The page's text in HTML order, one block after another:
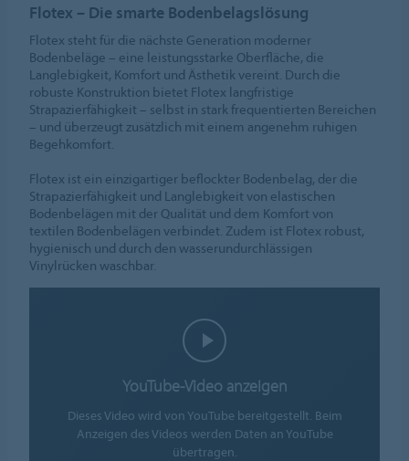
Flotex – Die smarte Bodenbelagslösung
Flotex steht für die nächste Generation moderner
Bodenbeläge – eine leistungsstarke Oberfläche, die
Langlebigkeit, Komfort und Ästhetik vereint. Durch die
robuste Konstruktion bietet Flotex langfristige
Strapazierfähigkeit – selbst in stark frequentierten Bereichen
– und überzeugt zusätzlich mit einem angenehm ruhigen
Begehkomfort.
Flotex ist ein einzigartiger beflockter Bodenbelag, der die
Strapazierfähigkeit und Langlebigkeit von elastischen
Bodenbelägen mit der Qualität und dem Komfort von
textilen Bodenbelägen verbindet. Zudem ist Flotex robust,
hygienisch und durch den wasserundurchlässigen
Vinylrücken waschbar.
YouTube-Video anzeigen
Dieses Video wird von YouTube bereitgestellt. Beim
Anzeigen des Videos werden Daten an YouTube
übertragen.